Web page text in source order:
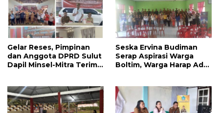
Gelar Reses, Pimpinan
dan Anggota DPRD Sulut
Dapil Minsel-Mitra Terima
Seska Ervina Budiman
Serap Aspirasi Warga
Boltim, Warga Harap Ada